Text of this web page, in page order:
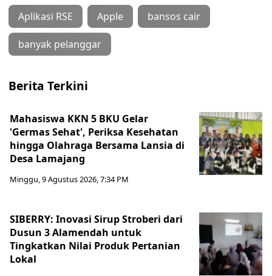
Aplikasi RSE Apple bansos cair
banyak pelanggar
Berita Terkini
Mahasiswa KKN 5 BKU Gelar
'Germas Sehat', Periksa Kesehatan
hingga Olahraga Bersama Lansia di
Desa Lamajang
Minggu, 9 Agustus 2026, 7:34 PM
SIBERRY: Inovasi Sirup Stroberi dari
Dusun 3 Alamendah untuk
Tingkatkan Nilai Produk Pertanian
Lokal